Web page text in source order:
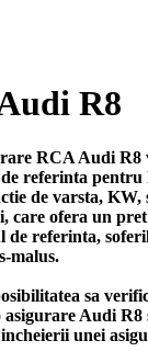
R8
RCA Audi R8
referinta pentru
de varsta, KW,
care ofera un
de referinta,
malus.
sa
Audi R8
unei